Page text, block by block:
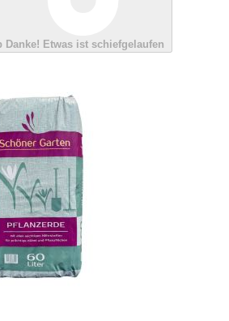
Danke! Etwas ist schiefgelaufen